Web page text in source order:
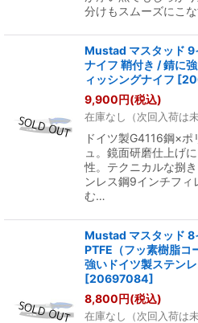
分けもスムーズにこ
Mustad マスタッド 9
ナイフ 鞘付き / 錆に
ィッシングナイフ [
9,900円(税込)
在庫なし（次回入荷は未
ドイツ製G4116鋼×
ュ。鏡面研磨仕上げ
性。テクニカルな捌
ンレス鋼9インチフィ
む…
Mustad マスタッド 8
PTFE（フッ素樹脂コ
強いドイツ製ステン
[20697084]
8,800円(税込)
在庫なし（次回入荷は未